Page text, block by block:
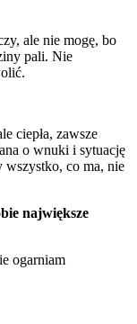
ale nie mogę, bo
pali. Nie
ciepła, zawsze
o wnuki i sytuację
wszystko, co ma, nie
największe
ogarniam